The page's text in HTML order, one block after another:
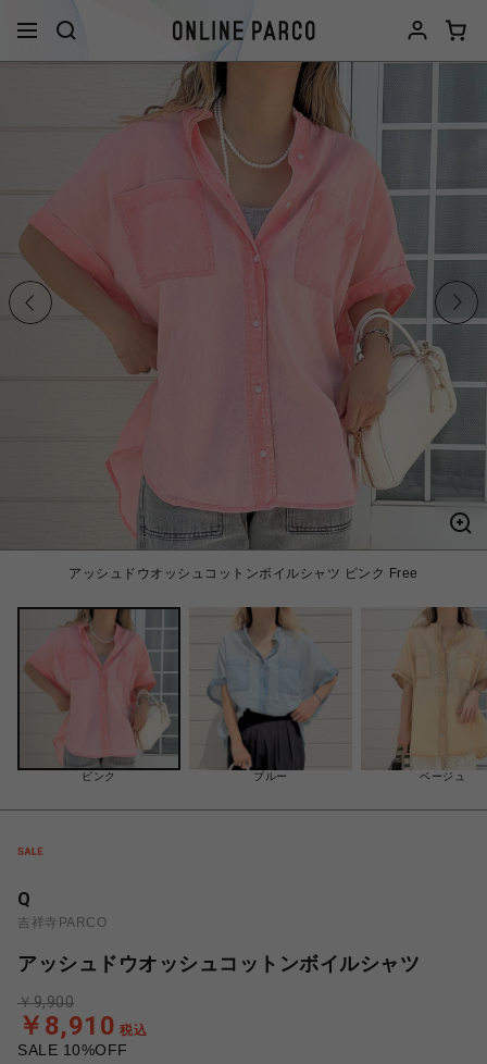
アッシュドウオッシュコットンボイルシャツ ピンク Free
ピンク ブルー ベージュ
Q
吉祥寺PARCO
アッシュドウオッシュコットンボイルシャツ
SALE 10%OFF
￥8,910 税込
￥9,900